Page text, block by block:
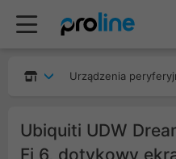
Urządzenia
Ubiquiti UDW
Fi 6, dotykowy